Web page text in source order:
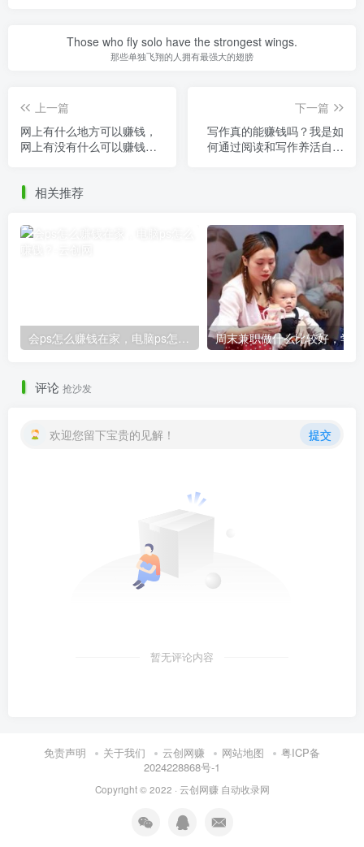
Those who fly solo have the strongest wings.
那些单独飞翔的人拥有最强大的翅膀
上一篇
网上有什么地方可以赚钱，
网上有没有什么可以赚钱
下一篇
写作真的能赚钱吗？我是如
何通过阅读和写作养活自己
相关推荐
会ps怎么赚钱在家，电脑ps怎么赚钱？
评论 抢沙发
欢迎您留下宝贵的见解！ 提交
暂无评论内容
免责声明 关于我们 云创网赚 网站地图
粤ICP备
2024228868号-1
Copyright © 2022 · 云创网赚 自动收录网